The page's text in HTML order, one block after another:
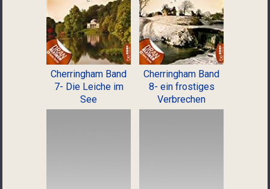
Cherringham Band
7- Die Leiche im
See
Cherringham Band
8- ein frostiges
Verbrechen